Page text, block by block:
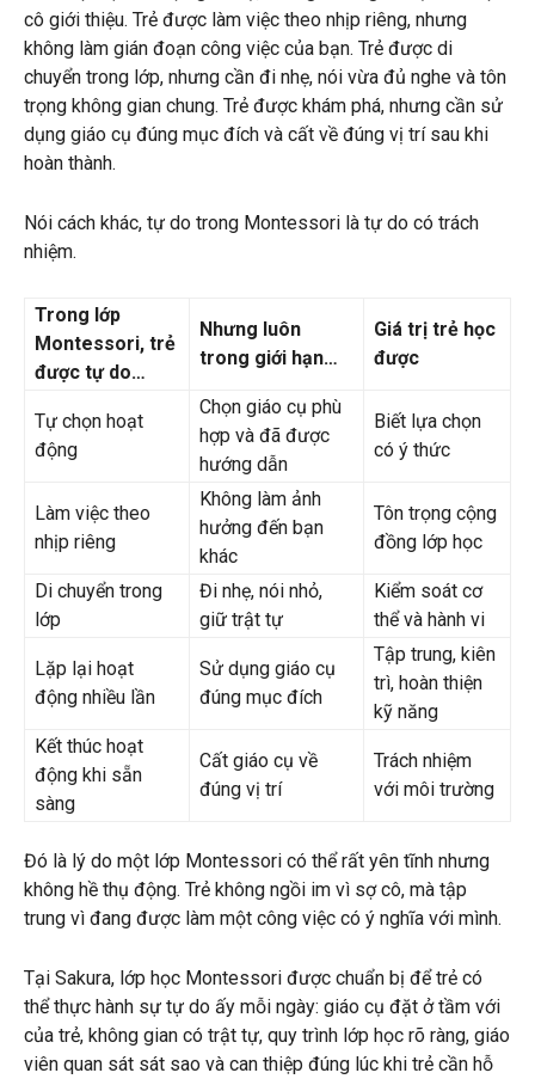
cô giới thiệu. Trẻ được làm việc theo nhịp riêng, nhưng
không làm gián đoạn công việc của bạn. Trẻ được di
chuyển trong lớp, nhưng cần đi nhẹ, nói vừa đủ nghe và tôn
trọng không gian chung. Trẻ được khám phá, nhưng cần sử
dụng giáo cụ đúng mục đích và cất về đúng vị trí sau khi
hoàn thành.
Nói cách khác, tự do trong Montessori là tự do có trách
nhiệm.
Trong lớp
Montessori, trẻ
được tự do…
Nhưng luôn
trong giới hạn…
Giá trị trẻ học
được
Tự chọn hoạt
động
Chọn giáo cụ phù
hợp và đã được
hướng dẫn
Biết lựa chọn
có ý thức
Làm việc theo
nhịp riêng
Không làm ảnh
hưởng đến bạn
khác
Tôn trọng cộng
đồng lớp học
Di chuyển trong
lớp
Đi nhẹ, nói nhỏ,
giữ trật tự
Kiểm soát cơ
thể và hành vi
Lặp lại hoạt
động nhiều lần
Sử dụng giáo cụ
đúng mục đích
Tập trung, kiên
trì, hoàn thiện
kỹ năng
Kết thúc hoạt
động khi sẵn
sàng
Cất giáo cụ về
đúng vị trí
Trách nhiệm
với môi trường
Đó là lý do một lớp Montessori có thể rất yên tĩnh nhưng
không hề thụ động. Trẻ không ngồi im vì sợ cô, mà tập
trung vì đang được làm một công việc có ý nghĩa với mình.
Tại Sakura, lớp học Montessori được chuẩn bị để trẻ có
thể thực hành sự tự do ấy mỗi ngày: giáo cụ đặt ở tầm với
của trẻ, không gian có trật tự, quy trình lớp học rõ ràng, giáo
viên quan sát sát sao và can thiệp đúng lúc khi trẻ cần hỗ